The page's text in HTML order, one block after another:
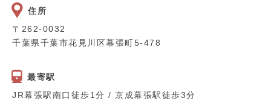
住所
〒262-0032
千葉県千葉市花見川区幕張町5-478
最寄駅
JR幕張駅南口徒歩1分 / 京成幕張駅徒歩3分